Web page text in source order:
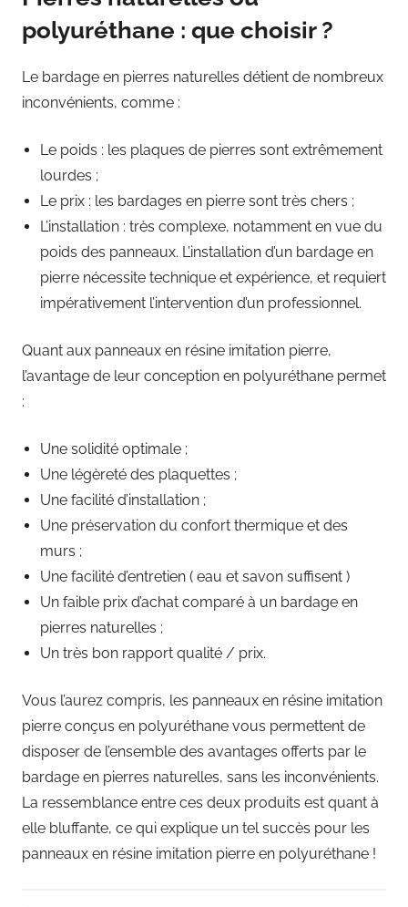
polyuréthane : que choisir ?
Le bardage en pierres naturelles détient de nombreux
inconvénients, comme :
Le poids : les plaques de pierres sont extrêmement
lourdes ;
Le prix : les bardages en pierre sont très chers ;
L’installation : très complexe, notamment en vue du
poids des panneaux. L’installation d’un bardage en
pierre nécessite technique et expérience, et requiert
impérativement l’intervention d’un professionnel.
Quant aux panneaux en résine imitation pierre,
l’avantage de leur conception en polyuréthane permet
:
Une solidité optimale ;
Une légèreté des plaquettes ;
Une facilité d’installation ;
Une préservation du confort thermique et des
murs ;
Une facilité d’entretien ( eau et savon suffisent )
Un faible prix d’achat comparé à un bardage en
pierres naturelles ;
Un très bon rapport qualité / prix.
Vous l’aurez compris, les panneaux en résine imitation
pierre conçus en polyuréthane vous permettent de
disposer de l’ensemble des avantages offerts par le
bardage en pierres naturelles, sans les inconvénients.
La ressemblance entre ces deux produits est quant à
elle bluffante, ce qui explique un tel succès pour les
panneaux en résine imitation pierre en polyuréthane !